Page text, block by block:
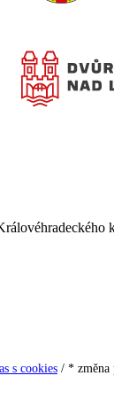
s cookies / * změna